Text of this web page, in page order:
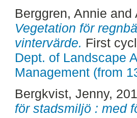
Berggren, Annie and
Vegetation för
vintervärde. First
Dept. of Landscape
Management (from
Bergkvist, Jenny,
för stadsmiljö : med